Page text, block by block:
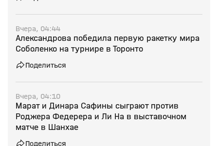
Вчера, 04:44
Александрова победила первую ракетку мира
Соболенко на турнире в Торонто
Поделиться
Вчера, 04:10
Марат и Динара Сафины сыграют против
Роджера Федерера и Ли На в выставочном
матче в Шанхае
Поделиться